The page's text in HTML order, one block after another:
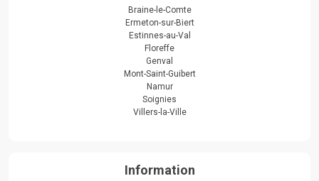
Braine-le-Comte
Ermeton-sur-Biert
Estinnes-au-Val
Floreffe
Genval
Mont-Saint-Guibert
Namur
Soignies
Villers-la-Ville
Information